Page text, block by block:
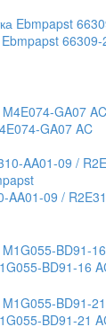
66309-
GA07 AC
AA01-09 /
BD91-16
BD91-21